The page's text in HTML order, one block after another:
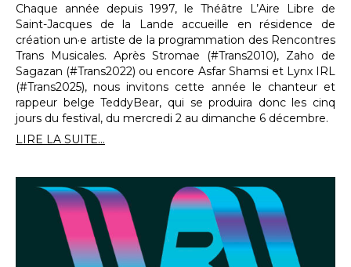
Chaque année depuis 1997, le Théâtre L’Aire Libre de
Saint-Jacques de la Lande accueille en résidence de
création un·e artiste de la programmation des Rencontres
Trans Musicales. Après Stromae (#Trans2010), Zaho de
Sagazan (#Trans2022) ou encore Asfar Shamsi et Lynx IRL
(#Trans2025), nous invitons cette année le chanteur et
rappeur belge TeddyBear, qui se produira donc les cinq
jours du festival, du mercredi 2 au dimanche 6 décembre.
LIRE LA SUITE...